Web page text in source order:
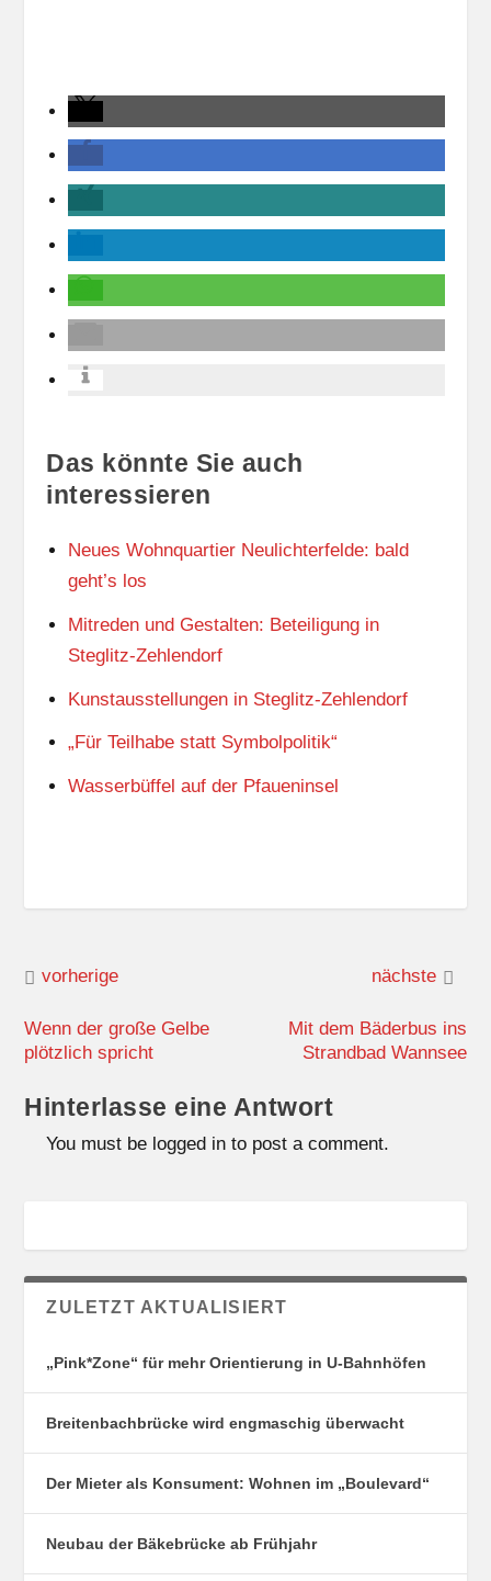
Das könnte Sie auch
interessieren
Neues Wohnquartier Neulichterfelde: bald
geht’s los
Mitreden und Gestalten: Beteiligung in
Steglitz-Zehlendorf
Kunstausstellungen in Steglitz-Zehlendorf
„Für Teilhabe statt Symbolpolitik“
Wasserbüffel auf der Pfaueninsel
vorherige
Wenn der große Gelbe
plötzlich spricht
nächste
Mit dem Bäderbus ins
Strandbad Wannsee
Hinterlasse eine Antwort
You must be logged in to post a comment.
ZULETZT AKTUALISIERT
„Pink*Zone“ für mehr Orientierung in U-Bahnhöfen
Breitenbachbrücke wird engmaschig überwacht
Der Mieter als Konsument: Wohnen im „Boulevard“
Neubau der Bäkebrücke ab Frühjahr